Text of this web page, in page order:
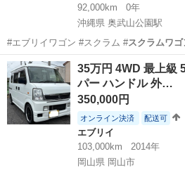
92,000km
0年
沖縄県 奥武山公園駅
#エブリイワゴン #スクラム #スクラムワゴ
バー…
沖縄 豊見城市 奥武山公園駅 ハ
35万円 4WD 最上級 5MT!! 車高調 検
パー ハンドル 外…
350,000円
オンライン決済 配送可
エブリイ
103,000km
2014年
岡山県 岡山市